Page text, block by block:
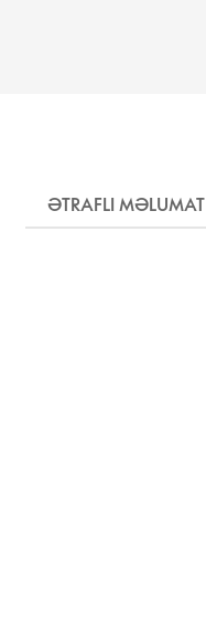
ƏTRAFLI MƏLUMAT